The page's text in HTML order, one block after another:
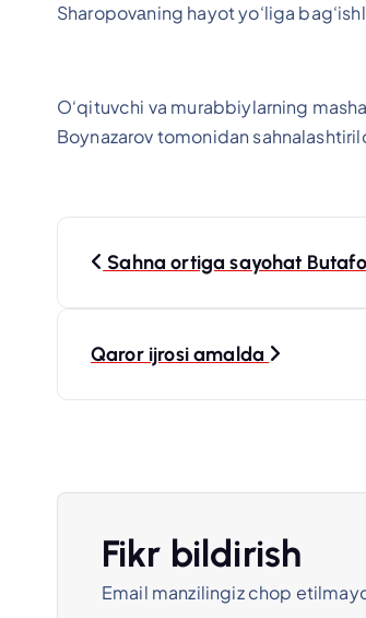
Sharopovаning hayot yo‘liga
O‘qituvchi va murabbiylarning
Boynazarov tomonidan
m
Sahna ortiga sayohat
Qaror ijrosi amalda
Fikr bildirish
Email manzilingiz chop